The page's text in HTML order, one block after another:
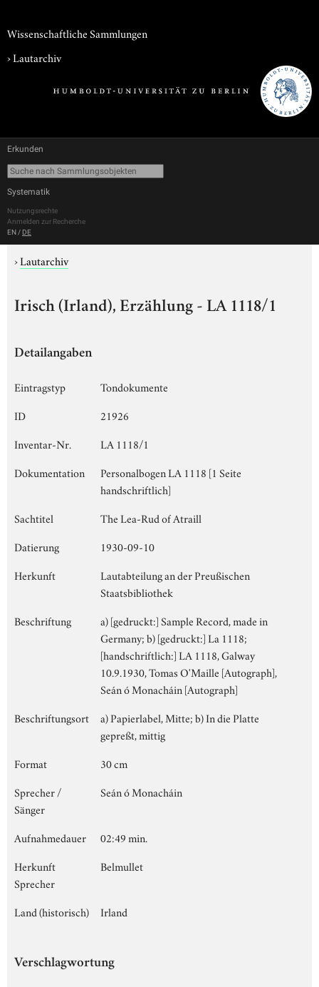
Wissenschaftliche Sammlungen
›Lautarchiv
Erkunden
Systematik
Nutzungsrechte
Anmelden zur Recherche
EN / DE
›Lautarchiv
Irisch (Irland), Erzählung - LA 1118/1
Detailangaben
Eintragstyp
Tondokumente
ID
21926
Inventar-Nr.
LA 1118/1
Dokumentation
Personalbogen LA 1118 [1 Seite
handschriftlich]
Sachtitel
The Lea-Rud of Atraill
Datierung
1930-09-10
Herkunft
Lautabteilung an der Preußischen
Staatsbibliothek
Beschriftung
a) [gedruckt:] Sample Record, made in
Germany; b) [gedruckt:] La 1118;
[handschriftlich:] LA 1118, Galway
10.9.1930, Tomas O'Maille [Autograph],
Seán ó Monacháin [Autograph]
Beschriftungsort
a) Papierlabel, Mitte; b) In die Platte
gepreßt, mittig
Format
30 cm
Sprecher /
Sänger
Seán ó Monacháin
Aufnahmedauer
02:49 min.
Herkunft
Sprecher
Belmullet
Land (historisch) Irland
Verschlagwortung